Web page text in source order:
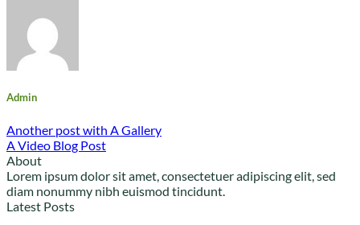
Admin
Another post with A Gallery
A Video Blog Post
About
Lorem ipsum dolor sit amet, consectetuer adipiscing elit, sed
diam nonummy nibh euismod tincidunt.
Latest Posts